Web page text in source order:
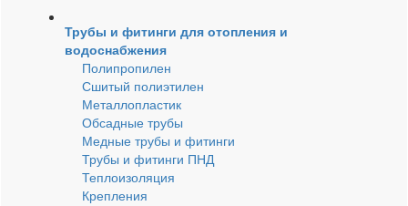
Трубы и фитинги для отопления и
водоснабжения
Полипропилен
Сшитый полиэтилен
Металлопластик
Обсадные трубы
Медные трубы и фитинги
Трубы и фитинги ПНД
Теплоизоляция
Крепления